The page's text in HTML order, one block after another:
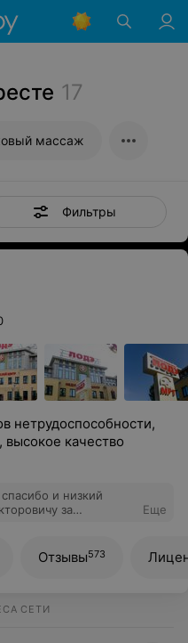
17
массаж
Фильтры
нетрудоспособности,
качество
и низкий
за
Еще
Отзывы573
СЕТИ